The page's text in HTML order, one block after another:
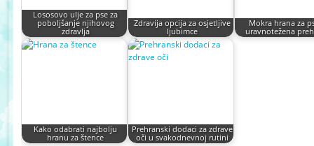
Lososovo ulje za pse za
poboljšanje njihovog
zdravlja
Zdravija opcija za osjetljive
ljubimce
Mokra hrana za
uravnotežena
Kako odabrati najbolju
hranu za štence
Prehranski dodaci za zdrave
oči u svakodnevnoj rutini